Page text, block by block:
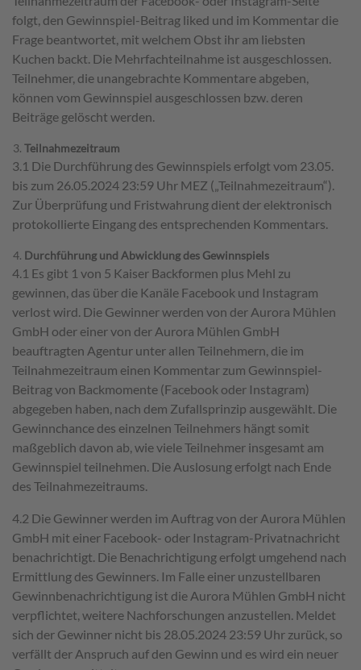
folgt, den Gewinnspiel-Beitrag liked und im Kommentar die
Frage beantwortet, mit welchem Obst ihr am liebsten
Kuchen backt. Die Mehrfachteilnahme ist ausgeschlossen.
Teilnehmer, die unangebrachte Kommentare abgeben,
können vom Gewinnspiel ausgeschlossen bzw. deren
Beiträge gelöscht werden.
Teilnahmezeitraum
3.1 Die Durchführung des Gewinnspiels erfolgt vom 23.05.
bis zum 26.05.2024 23:59 Uhr MEZ („Teilnahmezeitraum“).
Zur Überprüfung und Fristwahrung dient der elektronisch
protokollierte Eingang des entsprechenden Kommentars.
Durchführung und Abwicklung des Gewinnspiels
4.1 Es gibt 1 von 5 Kaiser Backformen plus Mehl zu
gewinnen, das über die Kanäle Facebook und Instagram
verlost wird. Die Gewinner werden von der Aurora Mühlen
GmbH oder einer von der Aurora Mühlen GmbH
beauftragten Agentur unter allen Teilnehmern, die im
Teilnahmezeitraum einen Kommentar zum Gewinnspiel-
Beitrag von Backmomente (Facebook oder Instagram)
abgegeben haben, nach dem Zufallsprinzip ausgewählt. Die
Gewinnchance des einzelnen Teilnehmers hängt somit
maßgeblich davon ab, wie viele Teilnehmer insgesamt am
Gewinnspiel teilnehmen. Die Auslosung erfolgt nach Ende
des Teilnahmezeitraums.
4.2 Die Gewinner werden im Auftrag von der Aurora Mühlen
GmbH mit einer Facebook- oder Instagram-Privatnachricht
benachrichtigt. Die Benachrichtigung erfolgt umgehend nach
Ermittlung des Gewinners. Im Falle einer unzustellbaren
Gewinnbenachrichtigung ist die Aurora Mühlen GmbH nicht
verpflichtet, weitere Nachforschungen anzustellen. Meldet
sich der Gewinner nicht bis 28.05.2024 23:59 Uhr zurück, so
verfällt der Anspruch auf den Gewinn und es wird ein neuer